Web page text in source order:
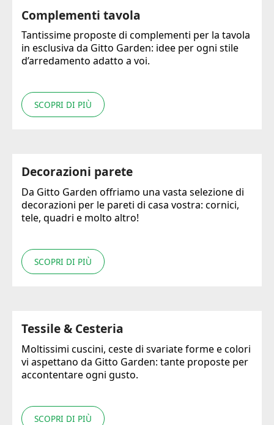
Complementi tavola
Tantissime proposte di complementi per la tavola
in esclusiva da Gitto Garden: idee per ogni stile
d’arredamento adatto a voi.
SCOPRI DI PIÙ
Decorazioni parete
Da Gitto Garden offriamo una vasta selezione di
decorazioni per le pareti di casa vostra: cornici,
tele, quadri e molto altro!
SCOPRI DI PIÙ
Tessile & Cesteria
Moltissimi cuscini, ceste di svariate forme e colori
vi aspettano da Gitto Garden: tante proposte per
accontentare ogni gusto.
SCOPRI DI PIÙ